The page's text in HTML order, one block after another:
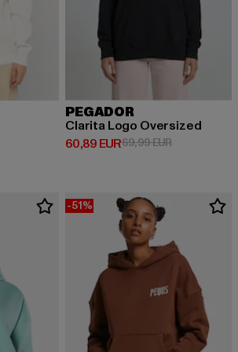
EUR 79,99 EUR
PEGADOR
Clarita Logo Oversized
60,89 EUR
Ajankohtainen hinta: 60,89 EUR
69,99 EUR
-51%